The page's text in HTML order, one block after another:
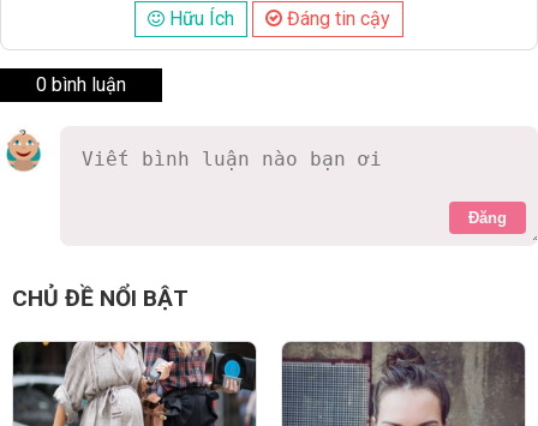
Hữu Ích
Đáng tin cậy
0 bình luận
Đăng
CHỦ ĐỀ NỔI BẬT